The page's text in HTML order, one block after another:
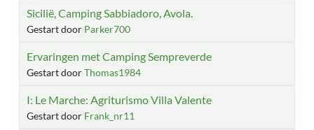
Sicilië, Camping Sabbiadoro, Avola.
Gestart door Parker700
Ervaringen met Camping Sempreverde
Gestart doorThomas1984
I: Le Marche: Agriturismo Villa Valente
Gestart door Frank_nr11